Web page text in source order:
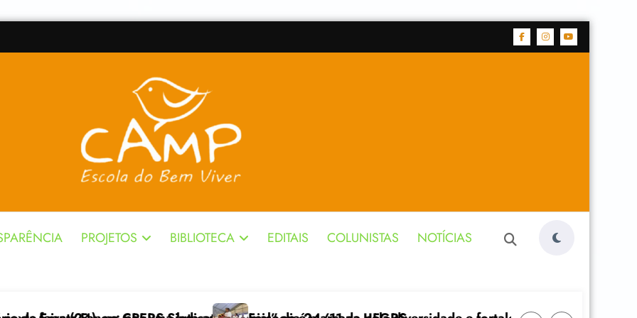
PROJETOS BIBLIOTECA EDITAIS COLUNISTAS NOTÍCIAS